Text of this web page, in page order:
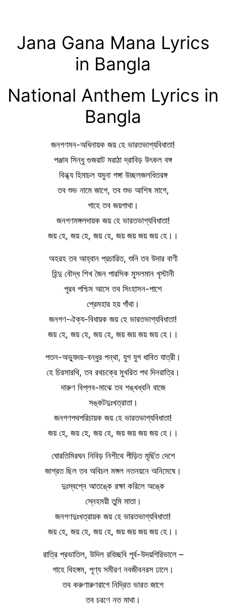
Jana Gana Mana Lyrics
in Bangla
National Anthem Lyrics in
Bangla
জনগণমন-অধিনায়ক জয় হে ভারতভাগ্যবিধাতা!
পঞ্জাব সিন্ধু গুজরাট মরাঠা দ্রাবিড় উৎকল বঙ্গ
বিন্ধ্য হিমাচল যমুনা গঙ্গা উচ্ছলজলধিতরঙ্গ
তব শুভ নামে জাগে, তব শুভ আশিষ মাগে,
গাহে তব জয়গাথা।
জনগণমঙ্গলদায়ক জয় হে ভারতভাগ্যবিধাতা!
জয় হে, জয় হে, জয় হে, জয় জয় জয় জয় হে।।
অহরহ তব আহ্বান প্রচারিত, শুনি তব উদার বাণী
হিন্দু বৌদ্ধ শিখ জৈন পারসিক মুসলমান খৃস্টানী
পূরব পশ্চিম আসে তব সিংহাসন-পাশে
প্রেমহার হয় গাঁথা।
জনগণ-ঐক্য-বিধায়ক জয় হে ভারতভাগ্যবিধাতা!
জয় হে, জয় হে, জয় হে, জয় জয় জয় জয় হে।।
পতন-অভ্যুদয়-বন্ধুর পন্থা, যুগ যুগ ধাবিত যাত্রী।
হে চিরসারথি, তব রথচক্রে মুখরিত পথ দিনরাত্রি।
দারুণ বিপ্লব-মাঝে তব শঙ্খধ্বনি বাজে
সঙ্কটদুঃখত্রাতা।
জনগণপথপরিচায়ক জয় হে ভারতভাগ্যবিধাতা!
জয় হে, জয় হে, জয় হে, জয় জয় জয় জয় হে।।
ঘোরতিমিরঘন নিবিড় নিশীথে পীড়িত মূর্ছিত দেশে
জাগ্রত ছিল তব অবিচল মঙ্গল নতনয়নে অনিমেষে।
দুঃস্বপ্নে আতঙ্কে রক্ষা করিলে অঙ্কে
স্নেহময়ী তুমি মাতা।
জনগণদুঃখত্রায়ক জয় হে ভারতভাগ্যবিধাতা!
জয় হে, জয় হে, জয় হে, জয় জয় জয় জয় হে।।
রাত্রি প্রভাতিল, উদিল রবিচ্ছবি পূর্ব-উদয়গিরিভালে –
গাহে বিহঙ্গম, পূণ্য সমীরণ নবজীবনরস ঢালে।
তব করুণারুণরাগে নিদ্রিত ভারত জাগে
তব চরণে নত মাথা।